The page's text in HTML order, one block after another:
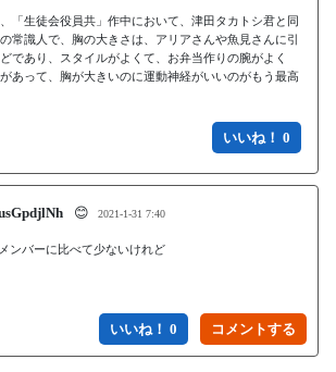
「生徒会役員共」作中において、津田タカトシ君と同
常識人で、胸の大きさは、アリアさんや魚見さんに引
であり、スタイルがよくて、お弁当作りの腕がよく
あって、胸が大きいのに運動神経がいいのがもう最高
いいね！ 0
😊 2021-1-31 7:40
ンバーに比べて少ないけれど
いいね！ 0